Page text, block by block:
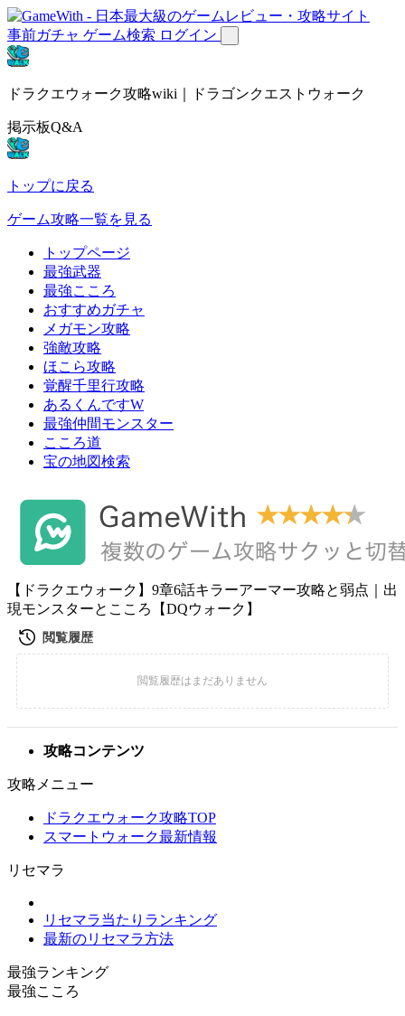
事前ガチャ ゲーム検索 ログイン
ドラクエウォーク攻略wiki｜ドラゴンクエストウォーク
掲示板Q&A
トップに戻る
ゲーム攻略一覧を見る
トップページ
最強武器
最強こころ
おすすめガチャ
メガモン攻略
強敵攻略
ほこら攻略
覚醒千里行攻略
あるくんですW
最強仲間モンスター
こころ道
宝の地図検索
【ドラクエウォーク】9章6話キラーアーマー攻略と弱点｜出
現モンスターとこころ【DQウォーク】
攻略コンテンツ
攻略メニュー
ドラクエウォーク攻略TOP
スマートウォーク最新情報
リセマラ
リセマラ当たりランキング
最新のリセマラ方法
最強ランキング
最強こころ